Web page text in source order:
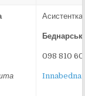
Асистентка
098 810 60